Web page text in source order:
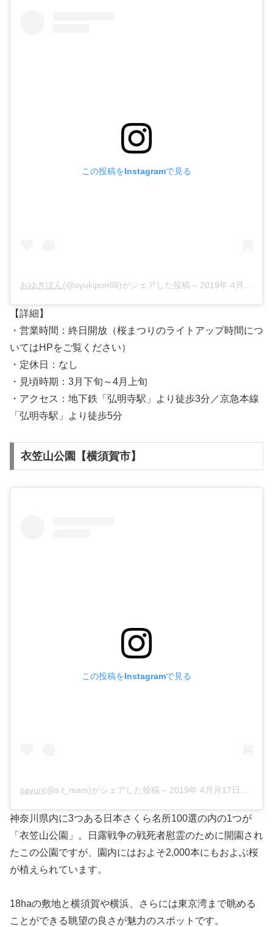
この投稿をInstagramで見る
おゆきぽん(@oyukipon66)がシェアした投稿 – 2019年 4月月12日午後6時30分PDT
【詳細】
・営業時間：終日開放（桜まつりのライトアップ時間につ
いてはHPをご覧ください）
・定休日：なし
・見頃時期：3月下旬～4月上旬
・アクセス：地下鉄「弘明寺駅」より徒歩3分／京急本線
「弘明寺駅」より徒歩5分
衣笠山公園【横須賀市】
この投稿をInstagramで見る
sayuri(@s.t_mam)がシェアした投稿 – 2019年 4月月17日午前3時50分PDT
神奈川県内に3つある日本さくら名所100選の内の1つが
「衣笠山公園」。日露戦争の戦死者慰霊のために開園され
たこの公園ですが、園内にはおよそ2,000本にもおよぶ桜
が植えられています。
18haの敷地と横須賀や横浜、さらには東京湾まで眺める
ことができる眺望の良さが魅力のスポットです。